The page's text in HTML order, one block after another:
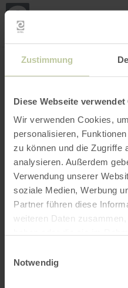
Zustimmung
Diese Webseite verwendet
Wir verwenden Cookies,
personalisieren,
zu können und die Zugriffe
analysieren. Außerdem
Verwendung unserer
soziale Medien, Werbung
Partner führen diese
weiteren Daten
Notwendig